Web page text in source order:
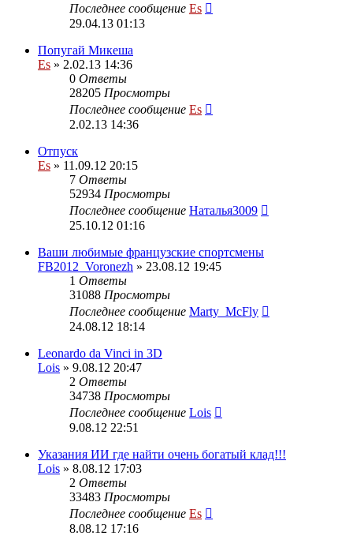
Последнее сообщение Es
29.04.13 01:13
Попугай Микеша
Es » 2.02.13 14:36
0 Ответы
28205 Просмотры
Последнее сообщение Es
2.02.13 14:36
Отпуск
Es » 11.09.12 20:15
7 Ответы
52934 Просмотры
Последнее сообщение Наталья3009
25.10.12 01:16
Ваши любимые французские спортсмены
FB2012_Voronezh » 23.08.12 19:45
1 Ответы
31088 Просмотры
Последнее сообщение Marty_McFly
24.08.12 18:14
Leonardo da Vinci in 3D
Lois » 9.08.12 20:47
2 Ответы
34738 Просмотры
Последнее сообщение Lois
9.08.12 22:51
Указания ИИ где найти очень богатый клад!!!
Lois » 8.08.12 17:03
2 Ответы
33483 Просмотры
Последнее сообщение Es
8.08.12 17:16